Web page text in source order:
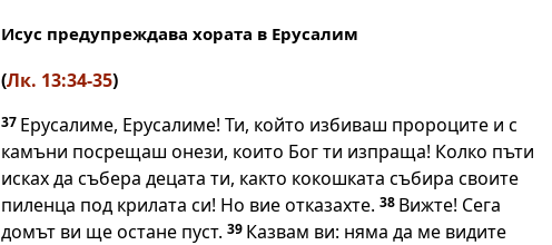
Исус предупреждава хората в Ерусалим
(Лк. 13:34-35)
37 Ерусалиме, Ерусалиме! Ти, който избиваш пророците и с
камъни посрещаш онези, които Бог ти изпраща! Колко пъти
исках да събера децата ти, както кокошката събира своите
пиленца под крилата си! Но вие отказахте. 38 Вижте! Сега
домът ви ще остане пуст. 39 Казвам ви: няма да ме видите